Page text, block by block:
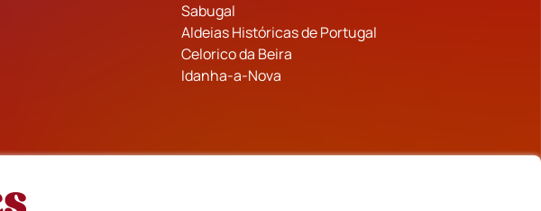
Sabugal
Aldeias Históricas de Portugal
Celorico da Beira
Idanha-a-Nova